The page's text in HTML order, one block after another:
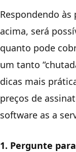
Respondendo
acima, será
quanto pode
um tanto
dicas mais
preços de
software as a
1. Pergunte